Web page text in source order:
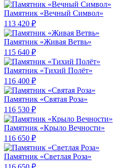
Памятник «Вечный Символ»
113 420 ₽
Памятник «Живая Ветвь»
115 640 ₽
Памятник «Тихий Полёт»
116 400 ₽
Памятник «Святая Роза»
116 530 ₽
Памятник «Крыло Вечности»
116 650 ₽
Памятник «Светлая Роза»